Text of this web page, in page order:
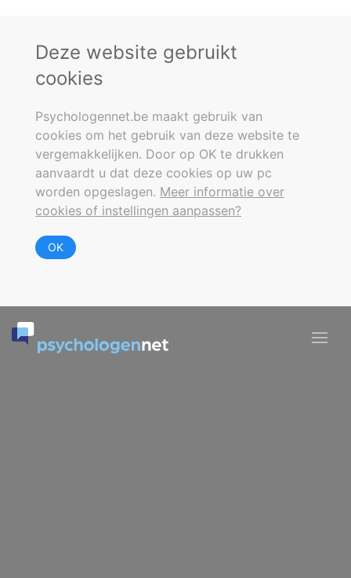
Deze website gebruikt
cookies
Psychologennet.be maakt gebruik van
cookies om het gebruik van deze website te
vergemakkelijken. Door op OK te drukken
aanvaardt u dat deze cookies op uw pc
worden opgeslagen. Meer informatie over
cookies of instellingen aanpassen?
OK